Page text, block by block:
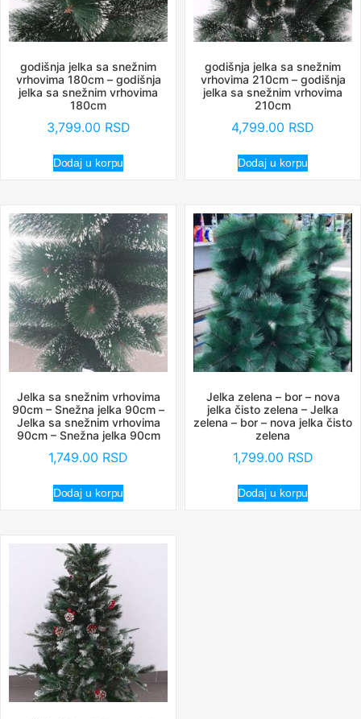
godišnja jelka sa snežnim
vrhovima 180cm – godišnja
jelka sa snežnim vrhovima
180cm
3,799.00 RSD
Dodaj u korpu
godišnja jelka sa snežnim
vrhovima 210cm – godišnja
jelka sa snežnim vrhovima
210cm
4,799.00 RSD
Dodaj u korpu
Jelka sa snežnim vrhovima
90cm – Snežna jelka 90cm –
Jelka sa snežnim vrhovima
90cm – Snežna jelka 90cm
1,749.00 RSD
Dodaj u korpu
Jelka zelena – bor – nova
jelka čisto zelena – Jelka
zelena – bor – nova jelka čisto
zelena
1,799.00 RSD
Dodaj u korpu